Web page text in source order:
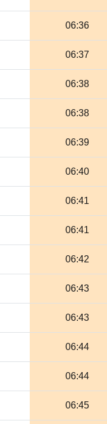
06:36
06:37
06:38
06:38
06:39
06:40
06:41
06:41
06:42
06:43
06:43
06:44
06:44
06:45